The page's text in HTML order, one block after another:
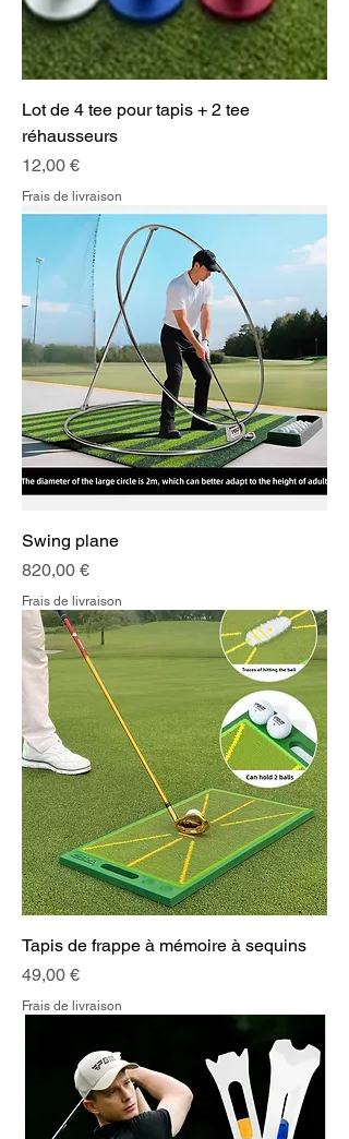
Lot de 4 tee pour tapis + 2 tee
réhausseurs
Prix
12,00 €
Frais de livraison
Swing plane
Prix
820,00 €
Frais de livraison
Tapis de frappe à mémoire à sequins
Prix
49,00 €
Frais de livraison